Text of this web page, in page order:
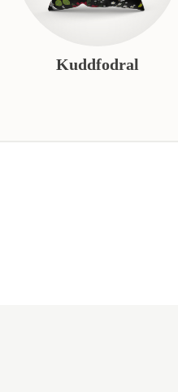
Kuddfodral